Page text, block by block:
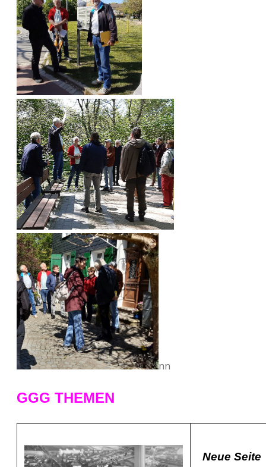
nn
GGG THEMEN
Neue Seite